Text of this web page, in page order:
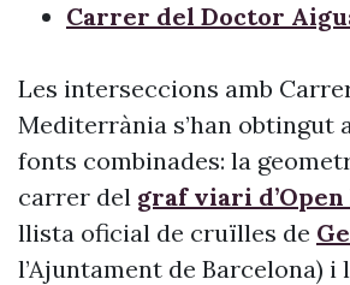
Carrer del Doctor
Les interseccions amb
Mediterrània s’han obtingut
fonts combinades: la
carrer del graf viari d’Open
llista oficial de cruïlles de
l’Ajuntament de Barcelona) i